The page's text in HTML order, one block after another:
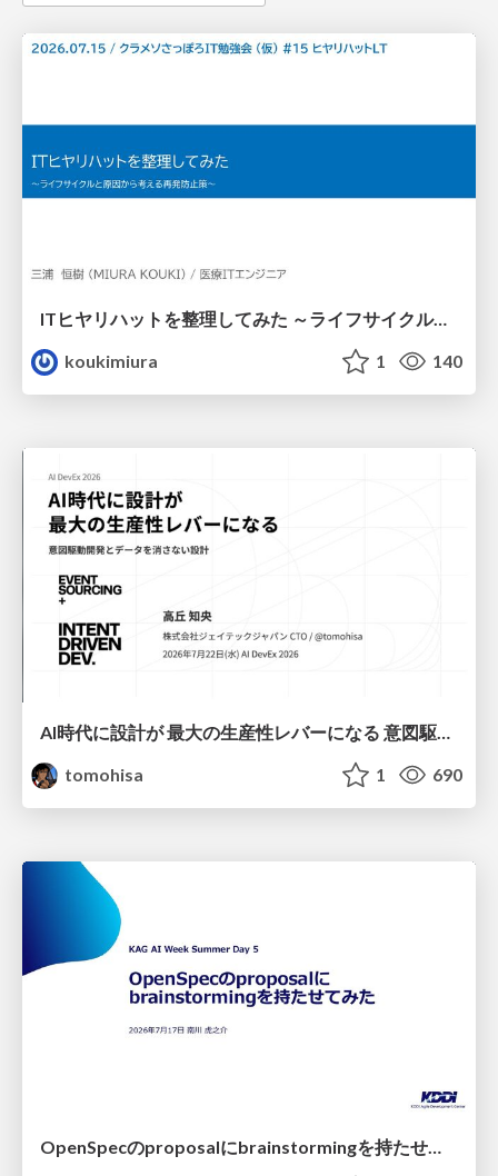
ITヒヤリハットを整理してみた ～ライフサイクルと原因から考える再発防止策～
koukimiura
1 140
AI時代に設計が 最大の生産性レバーになる 意図駆動開発とデータを消さない設計｜Don't Delete Your Data or Your Intent — Design as the Deepest Lever in the AI Era
tomohisa
1 690